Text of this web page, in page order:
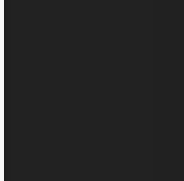
Sketchbook5,
Sketchbook5,